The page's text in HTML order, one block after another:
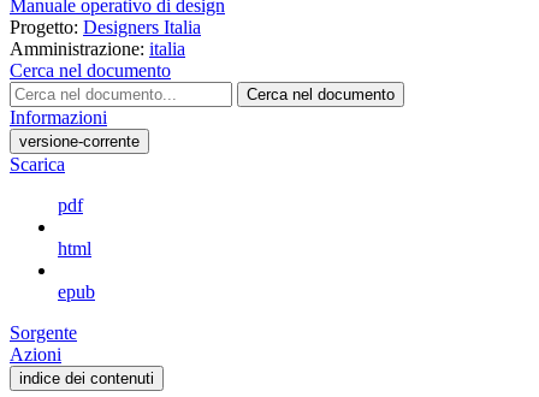
Manuale operativo di design
Progetto: Designers Italia
Amministrazione: italia
Cerca nel documento
Cerca nel documento
Informazioni
versione-corrente
Scarica
pdf
html
epub
Sorgente
Azioni
indice dei contenuti